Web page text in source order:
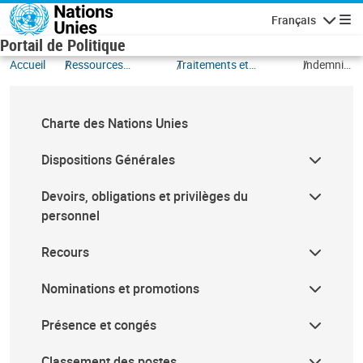
Aller au contenu principal
Français
Portail de Politique
Accueil
Ressources
Traitements et
Indemnité
Charte des Nations Unies
Dispositions Générales
Devoirs, obligations et privilèges du
personnel
Recours
Nominations et promotions
Présence et congés